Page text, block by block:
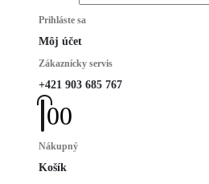
Prihláste sa
Môj účet
Zákaznícky servis
+421 903 685 767
00
Nákupný
Košík